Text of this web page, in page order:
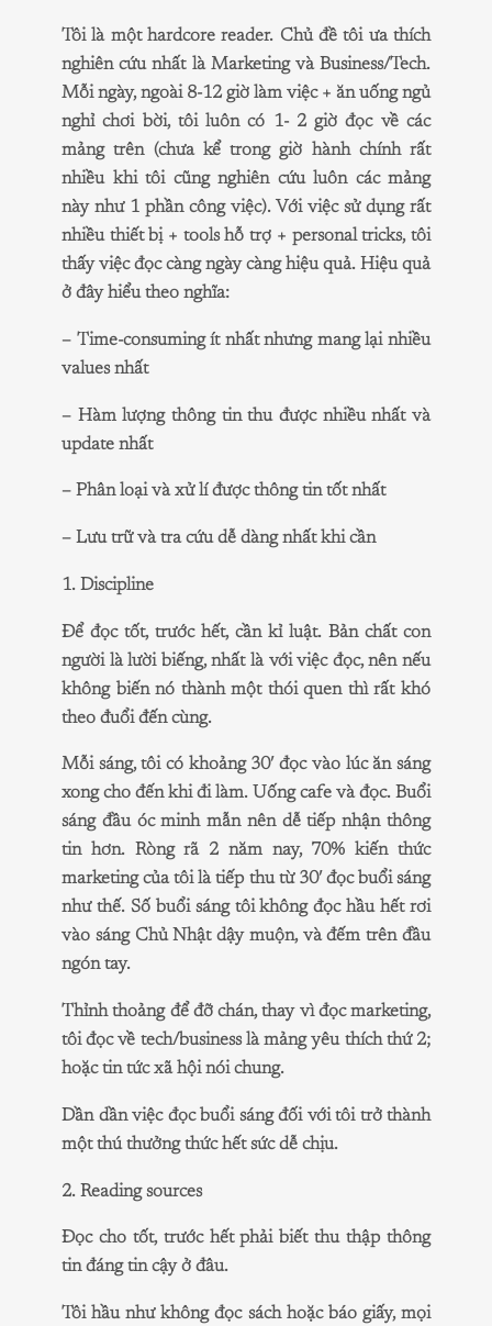
Tôi là một hardcore reader. Chủ đề tôi ưa thích
nghiên cứu nhất là Marketing và Business/Tech.
Mỗi ngày, ngoài 8-12 giờ làm việc + ăn uống ngủ
nghỉ chơi bời, tôi luôn có 1- 2 giờ đọc về các
mảng trên (chưa kể trong giờ hành chính rất
nhiều khi tôi cũng nghiên cứu luôn các mảng
này như 1 phần công việc). Với việc sử dụng rất
nhiều thiết bị + tools hỗ trợ + personal tricks, tôi
thấy việc đọc càng ngày càng hiệu quả. Hiệu quả
ở đây hiểu theo nghĩa:
– Time-consuming ít nhất nhưng mang lại nhiều
values nhất
– Hàm lượng thông tin thu được nhiều nhất và
update nhất
– Phân loại và xử lí được thông tin tốt nhất
– Lưu trữ và tra cứu dễ dàng nhất khi cần
1. Discipline
Để đọc tốt, trước hết, cần kỉ luật. Bản chất con
người là lười biếng, nhất là với việc đọc, nên nếu
không biến nó thành một thói quen thì rất khó
theo đuổi đến cùng.
Mỗi sáng, tôi có khoảng 30′ đọc vào lúc ăn sáng
xong cho đến khi đi làm. Uống cafe và đọc. Buổi
sáng đầu óc minh mẫn nên dễ tiếp nhận thông
tin hơn. Ròng rã 2 năm nay, 70% kiến thức
marketing của tôi là tiếp thu từ 30′ đọc buổi sáng
như thế. Số buổi sáng tôi không đọc hầu hết rơi
vào sáng Chủ Nhật dậy muộn, và đếm trên đầu
ngón tay.
Thỉnh thoảng để đỡ chán, thay vì đọc marketing,
tôi đọc về tech/business là mảng yêu thích thứ 2;
hoặc tin tức xã hội nói chung.
Dần dần việc đọc buổi sáng đối với tôi trở thành
một thú thưởng thức hết sức dễ chịu.
2. Reading sources
Đọc cho tốt, trước hết phải biết thu thập thông
tin đáng tin cậy ở đâu.
Tôi hầu như không đọc sách hoặc báo giấy, mọi